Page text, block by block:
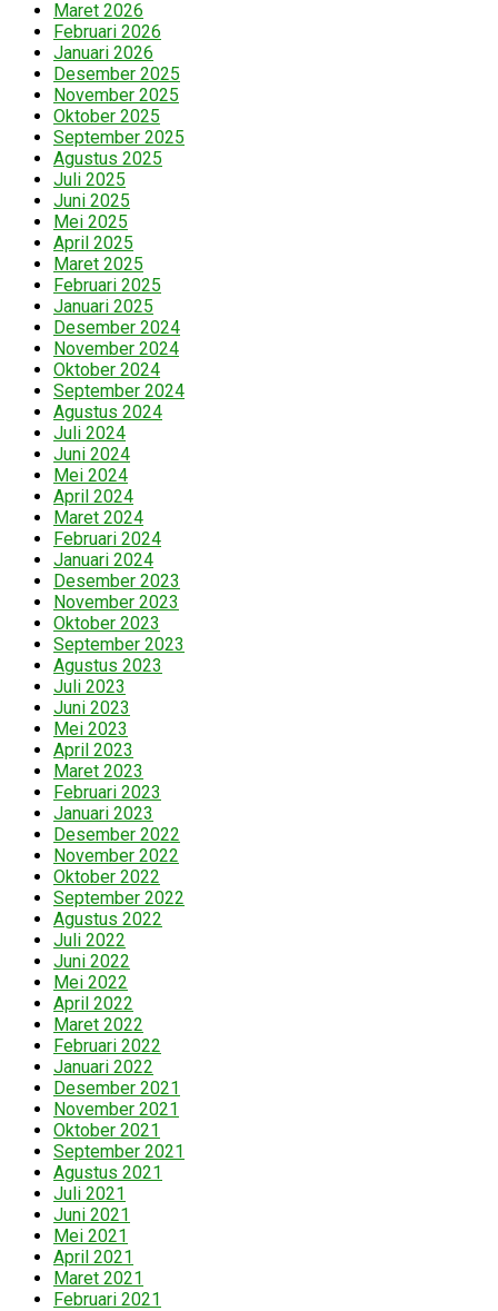
Maret 2026
Februari 2026
Januari 2026
Desember 2025
November 2025
Oktober 2025
September 2025
Agustus 2025
Juli 2025
Juni 2025
Mei 2025
April 2025
Maret 2025
Februari 2025
Januari 2025
Desember 2024
November 2024
Oktober 2024
September 2024
Agustus 2024
Juli 2024
Juni 2024
Mei 2024
April 2024
Maret 2024
Februari 2024
Januari 2024
Desember 2023
November 2023
Oktober 2023
September 2023
Agustus 2023
Juli 2023
Juni 2023
Mei 2023
April 2023
Maret 2023
Februari 2023
Januari 2023
Desember 2022
November 2022
Oktober 2022
September 2022
Agustus 2022
Juli 2022
Juni 2022
Mei 2022
April 2022
Maret 2022
Februari 2022
Januari 2022
Desember 2021
November 2021
Oktober 2021
September 2021
Agustus 2021
Juli 2021
Juni 2021
Mei 2021
April 2021
Maret 2021
Februari 2021